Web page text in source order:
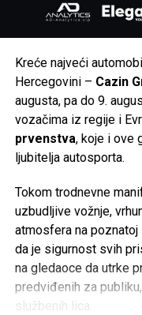
Kreće najveći
Hercegovini – Cazin
augusta, pa do 9.
vozačima iz regije i
prvenstva, koje i ove
ljubitelja autosporta.
Tokom trodnevne
uzbudljive vožnje,
atmosfera na
da je sigurnost svih
na gledaoce da utrke
predviđenih za
službenih lica.